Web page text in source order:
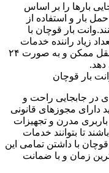
بارها را بر اساس
بار و استفاده از
بار قوچان با
زیاد راننده خدمات
خود را با مناسب ترین تعرفه نرخ حمل و نقل ممکن و به صورت ۲۴
بار قوچان
در جابجایی راحت و
مجوزهای قانونی
مدرن و تجهیزات
تا بتوانند خدمات
با داشتن تمامی این
زمان و با ضمانت